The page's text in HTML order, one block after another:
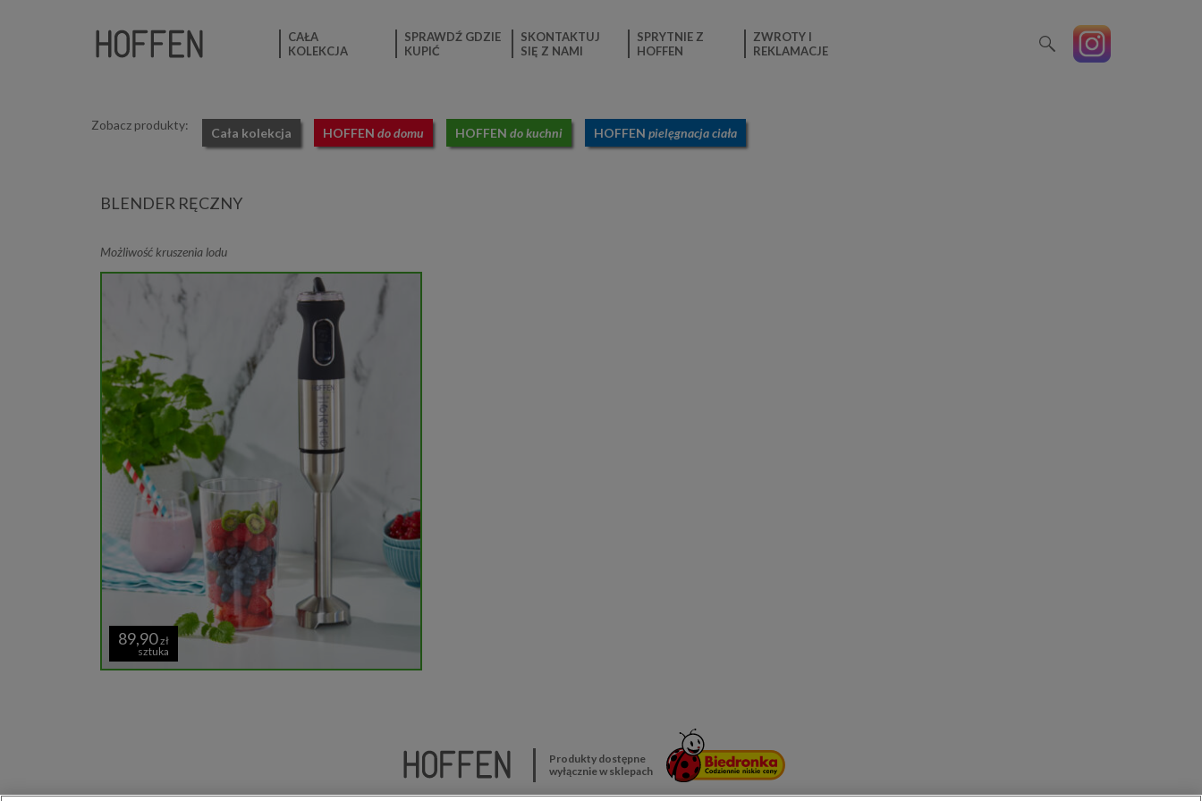
CAŁA
KOLEKCJA
SPRAWDŹ GDZIE
KUPIĆ
SKONTAKTUJ
SIĘ Z NAMI
SPRYTNIE Z
HOFFEN
ZWROTY I
REKLAMACJE
Zobacz produkty:
Cała kolekcja HOFFEN do domu HOFFEN do kuchni HOFFEN pielęgnacja ciała
BLENDER RĘCZNY
Możliwość kruszenia lodu
89,90zł
sztuka
Produkty dostępne
wyłącznie w sklepach